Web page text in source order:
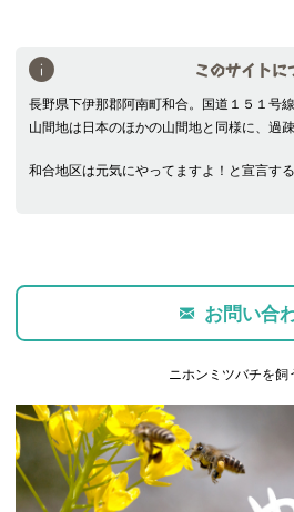
このサイトに
長野県下伊那郡阿南町和合。国道１５１号
山間地は日本のほかの山間地と同様に、過
和合地区は元気にやってますよ！と宣言する
お問い合
ニホンミツバチを飼